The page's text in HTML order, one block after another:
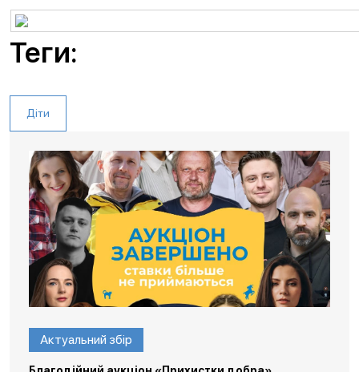
Теги:
Діти
Актуальний збір